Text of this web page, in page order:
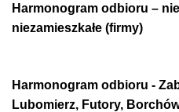
Harmonogram odbioru –
niezamieszkałe (firmy)
Harmonogram odbioru -
Lubomierz, Futory,